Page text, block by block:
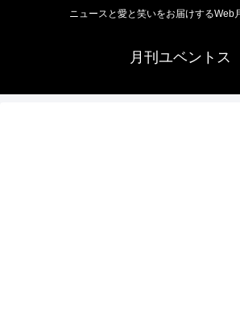
ニュースと愛と笑いをお届けするWeb
月刊ユベントス